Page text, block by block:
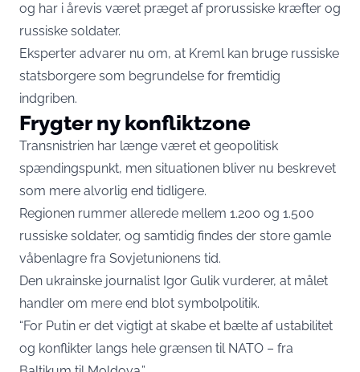
og har i årevis været præget af prorussiske kræfter og
russiske soldater.
Eksperter advarer nu om, at Kreml kan bruge russiske
statsborgere som begrundelse for fremtidig
indgriben.
Frygter ny konfliktzone
Transnistrien har længe været et geopolitisk
spændingspunkt, men situationen bliver nu beskrevet
som mere alvorlig end tidligere.
Regionen rummer allerede mellem 1.200 og 1.500
russiske soldater, og samtidig findes der store gamle
våbenlagre fra Sovjetunionens tid.
Den ukrainske journalist Igor Gulik vurderer, at målet
handler om mere end blot symbolpolitik.
“For Putin er det vigtigt at skabe et bælte af ustabilitet
og konflikter langs hele grænsen til NATO – fra